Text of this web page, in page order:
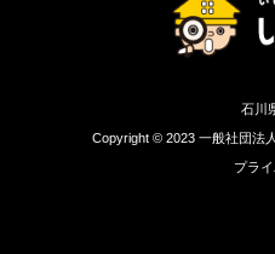
石川
Copyright © 2023 一般社団法
プラ